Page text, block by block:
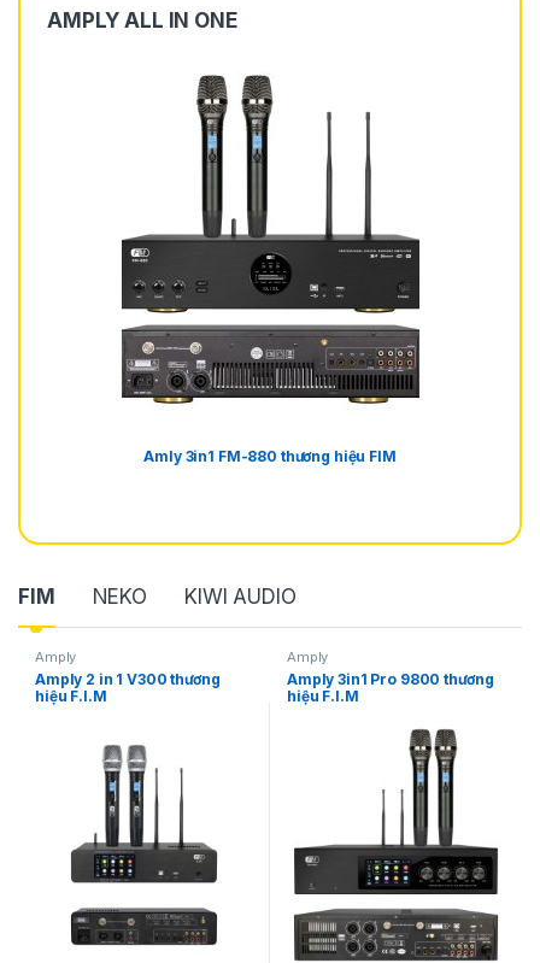
AMPLY ALL IN ONE
Amly 3in1 FM-880 thương hiệu FIM
FIM NEKO KIWI AUDIO
Amply
Amply 2 in 1 V300 thương
hiệu F.I.M
Amply
Amply 3in1 Pro 9800 thương
hiệu F.I.M